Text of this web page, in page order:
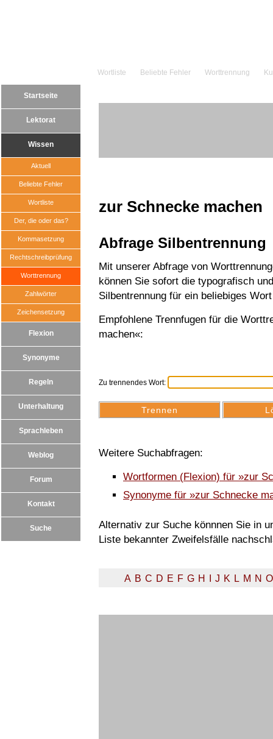
Wortliste Beliebte Fehler Worttrennung
Startseite
Lektorat
Wissen
Aktuell
Beliebte Fehler
Wortliste
Der, die oder das?
Kommasetzung
Rechtschreibprüfung
Worttrennung
Zahlwörter
Zeichensetzung
Flexion
Synonyme
Regeln
Unterhaltung
Sprachleben
Weblog
Forum
Kontakt
Suche
zur Schnecke machen
Abfrage Silbentrennung
Mit unserer Abfrage von
können Sie sofort die typografisch
Silbentrennung für ein beliebiges
Empfohlene Trennfugen für die
machen«:
Zu trennendes Wort:
Weitere Suchabfragen:
Wortformen (Flexion) für »zur
Synonyme für »zur Schnecke
Alternativ zur Suche könnnen Sie in
Liste bekannter Zweifelsfälle
A B C D E F G H J K L M N O